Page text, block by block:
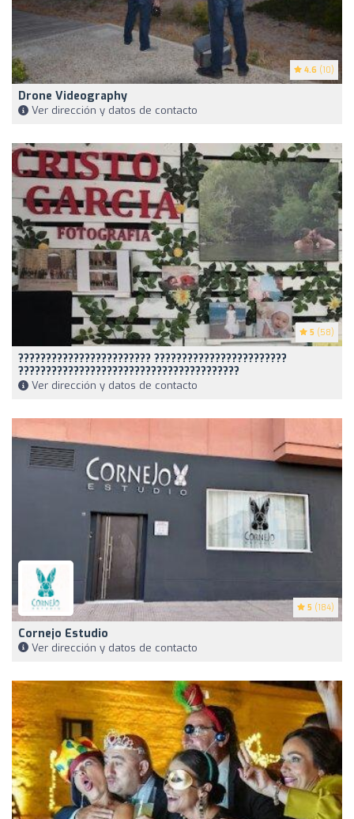
4.6 (10)
Drone Videography
Ver dirección y datos de contacto
5 (58)
???????????????????????? ????????????????????????
????????????????????????????????????????
Ver dirección y datos de contacto
5 (184)
Cornejo Estudio
Ver dirección y datos de contacto